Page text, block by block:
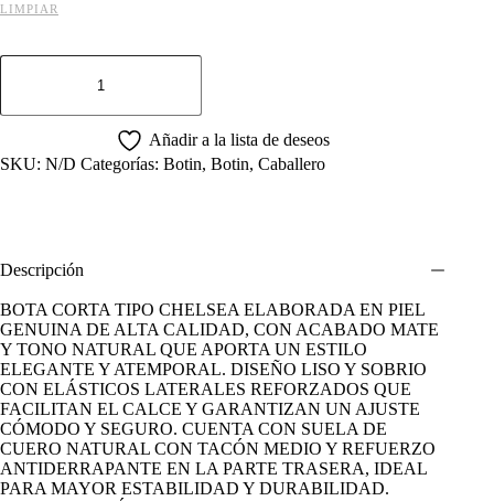
LIMPIAR
BOTIN
PIEL
RES
NOBUCK
Añadir a la lista de deseos
SKU: N/D Categorías: Botin, Botin, Caballero
Descripción
BOTA CORTA TIPO CHELSEA ELABORADA EN PIEL
GENUINA DE ALTA CALIDAD, CON ACABADO MATE
Y TONO NATURAL QUE APORTA UN ESTILO
ELEGANTE Y ATEMPORAL. DISEÑO LISO Y SOBRIO
CON ELÁSTICOS LATERALES REFORZADOS QUE
FACILITAN EL CALCE Y GARANTIZAN UN AJUSTE
CÓMODO Y SEGURO. CUENTA CON SUELA DE
CUERO NATURAL CON TACÓN MEDIO Y REFUERZO
ANTIDERRAPANTE EN LA PARTE TRASERA, IDEAL
PARA MAYOR ESTABILIDAD Y DURABILIDAD.